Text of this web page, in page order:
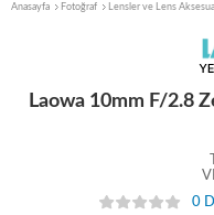
Anasayfa Fotoğraf Lensler ve Lens
Laowa 10mm F/2.8
0